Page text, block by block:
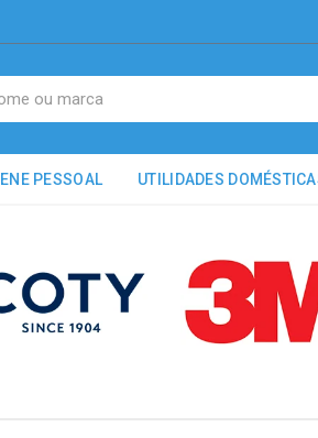
PESSOAL UTILIDADES